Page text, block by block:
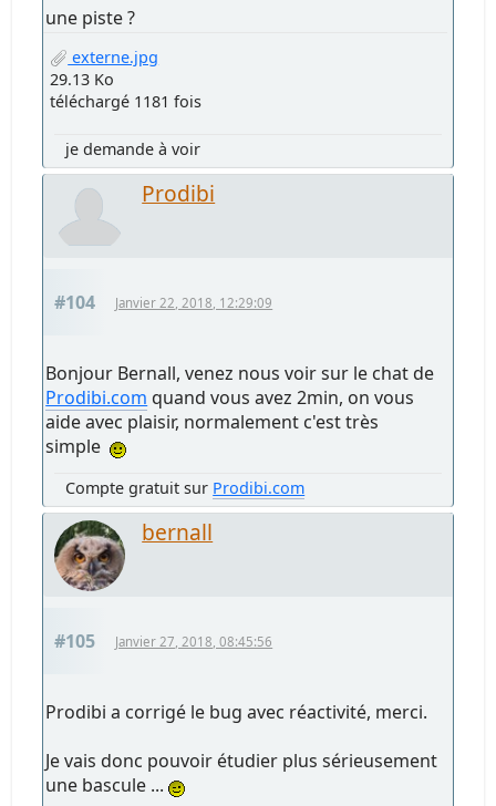
une piste ?
externe.jpg
29.13 Ko
téléchargé 1181 fois
je demande à voir
Prodibi
#104 Janvier 22, 2018, 12:29:09
Bonjour Bernall, venez nous voir sur le chat de
Prodibi.com quand vous avez 2min, on vous
aide avec plaisir, normalement c'est très
simple
Compte gratuit sur Prodibi.com
bernall
#105 Janvier 27, 2018, 08:45:56
Prodibi a corrigé le bug avec réactivité, merci.
Je vais donc pouvoir étudier plus sérieusement
une bascule ...